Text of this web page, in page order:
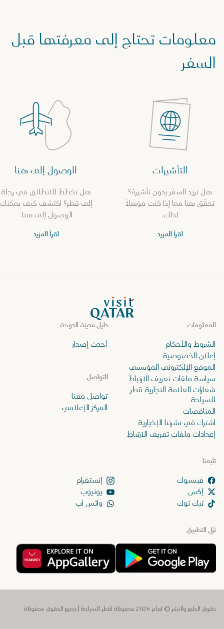
معلومات تحتاج إلى معرفتها قبل
السفر
التأشيرات
هل تريد السفر بدون تأشيرة؟
تحقّق هنا مما إذا كنت مؤهلاً
لذلك.
اقرأ المزيد
الوصول إلى هنا
هل تخطط للانطلاق في رحلة
إلى قطر؟ اكتشف كيف يمكنك
الوصول إلى هنا.
اقرأ المزيد
الصفحة الرئيسية لموقع VisitQatar
نزّل التطبيق
دليل مدينة الدوحة
أحدث إصدار
تابعنا
إنستغرام
إكس
يوتيوب
تيك توك
واتس آب
التواصل
تواصل معنا
المركز الإعلامي
المعلومات
الشروط والأحكام
إعلان الخصوصية
الموقع الإلكتروني المؤسسي
سياسة ملفات تعريف الارتباط
شعارات العلامة التجارية قطر
للسياحة
المناقصات
اشترك في نشرتنا الإخبارية
إعدادات ملفات تعريف الارتباط
حقوق الطبع والنشر © لعام 2026 محفوظة لقطر للسياحة | جميع الحقوق محفوظة